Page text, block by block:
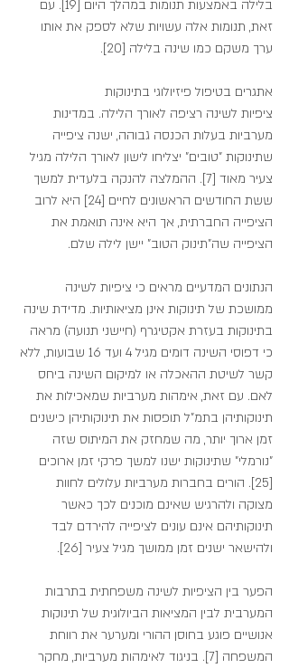
בלילה באמצעות תנומות במהלך היום [19]. עם
זאת, תנומות אלה עשויות שלא לספק את אותו
ערך משקם כמו שינה בלילה [20].
אתגרים בטיפול פיזיולוגי בתינוקות
ציפיות לשינה רציפה לאורך הלילה. במדינות
מערביות בעלות הכנסה גבוהה, ישנה ציפייה
שתינוקות "טובים" יצליחו לישון לאורך הלילה מגיל
צעיר מאוד [7]. ההמלצה להנקה בלעדית למשך
ששת החודשים הראשונים לחיים [24] היא לרוב
הציפייה החברתית, אך היא אינה תואמת את
הציפייה שה"תינוק הטוב" יישן לילה שלם.
הנתונים המדעיים מראים כי ציפיות לשינה
ממושכת של תינוקות אינן מציאותיות. מדידת שינה
בתינוקות בעזרת אקטיגרף (חיישני תנועה) מראה
כי דפוסי השינה דומים מגיל 4 ועד 16 שבועות, ללא
קשר לשיטת ההאכלה או למיקום השינה ביחס
לאם. עם זאת, אימהות מערביות שמאכילות את
תינוקותיהן בתמ"ל תופסות את תינוקותיהן כישנים
זמן ארוך יותר, מה שמחזק את המיתוס שזה
"נורמלי" שתינוקות ישנו למשך פרקי זמן ארוכים
[25]. הורים בחברות מערביות עלולים לחוות
מצוקה ולהרגיש שאינם מוכנים לכך כאשר
תינוקותיהם אינם עונים לציפייה להירדם לבד
ולהישאר ישנים זמן ממושך מגיל צעיר [26].
הפער בין הציפיות לשינה משפחתית בתרבות
המערבית לבין המציאות הביולוגית של תינוקות
אנושיים פוגע בחוסן ההורי ומערער את רווחת
המשפחה [7]. בניגוד לאימהות מערביות, מחקר